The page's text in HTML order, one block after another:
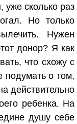
уже сколько раз
Но только
Нужен
донор? Я как
что схожу с
подумать о том,
действительно
ребенка. На
душу себе